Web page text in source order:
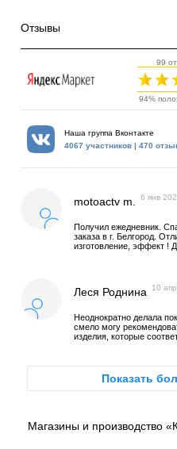
Отзывы
99
94%
Наша группа Вконтакте
4067 участников | 470
motoactv m. 6 янв
Получил ежедневник.
заказа в г. Белгород.
изготовление, эффект !
Леся Роднина 10
Неоднократно делала
смело могу
изделия, которые
Показать
Магазины и производство